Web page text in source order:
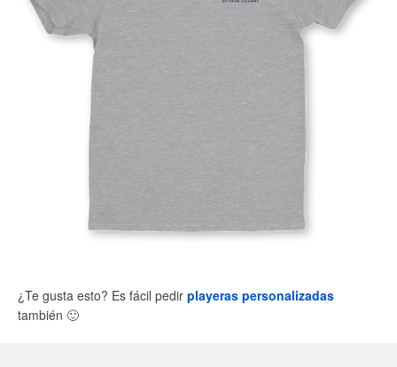
¿Te gusta esto? Es fácil pedir playeras personalizadas
también 🙂